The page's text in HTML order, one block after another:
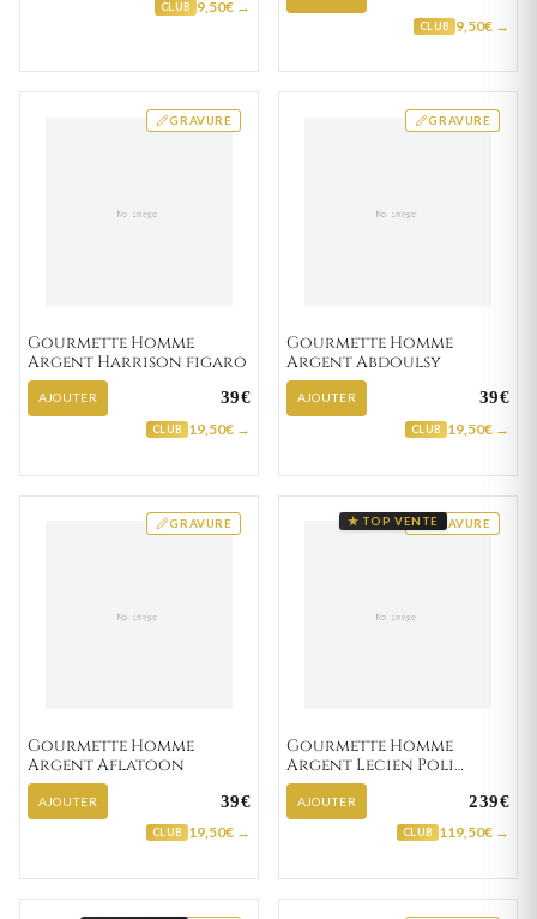
CLUB 9,50€ →
CLUB 9,50€ →
GRAVURE
Gourmette Homme
Argent Harrison figaro
AJOUTER 39€
CLUB 19,50€ →
GRAVURE
Gourmette Homme
Argent Abdoulsy
AJOUTER 39€
CLUB 19,50€ →
GRAVURE
Gourmette Homme
Argent Aflatoon
AJOUTER 39€
CLUB 19,50€ →
GRAVURE
★ TOP VENTE
Gourmette Homme
Argent Lecien Poli
cheval
AJOUTER 239€
CLUB 119,50€ →